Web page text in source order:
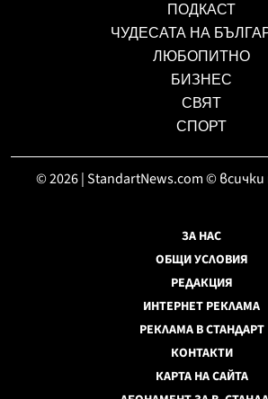
ПОДКАСТ
ЧУДЕСАТА НА
ЛЮБОПИТНО
БИЗНЕС
СВЯТ
СПОРТ
© 2026 | StandartNews.com © всички
ЗА НАС
ОБЩИ УСЛОВИЯ
РЕДАКЦИЯ
ИНТЕРНЕТ РЕКЛАМА
РЕКЛАМА В СТАНДАРТ
КОНТАКТИ
КАРТА НА САЙТА